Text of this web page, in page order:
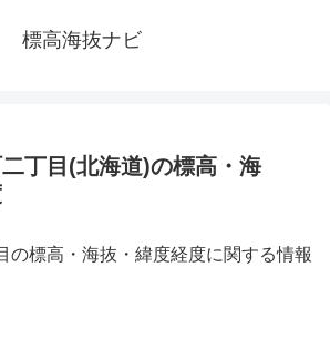
標高海抜ナビ
丁目(北海道)の標高・海
の標高・海抜・緯度経度に関する情報